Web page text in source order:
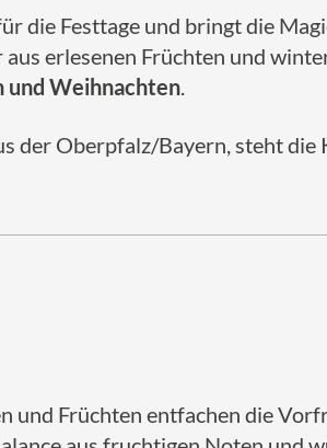
die Festtage und bringt die
erlesenen Früchten und
und Weihnachten.
der Oberpfalz/Bayern, steht
und Früchten entfachen die